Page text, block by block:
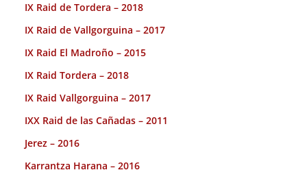
IX Raid de Tordera – 2018
IX Raid de Vallgorguina – 2017
IX Raid El Madroño – 2015
IX Raid Tordera – 2018
IX Raid Vallgorguina – 2017
IXX Raid de las Cañadas – 2011
Jerez – 2016
Karrantza Harana – 2016